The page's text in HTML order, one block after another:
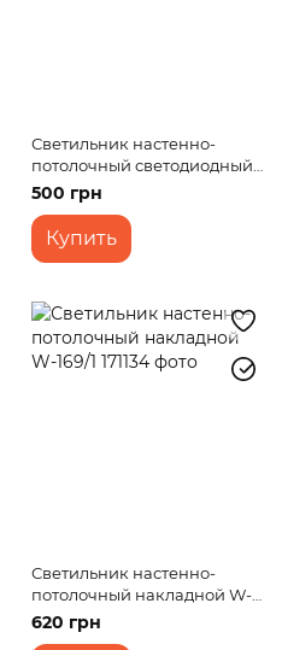
Светильник настенно-
потолочный светодиодный
накладной W-603/12W CW
500 грн
Купить
Светильник настенно-
потолочный накладной W-
169/1
620 грн